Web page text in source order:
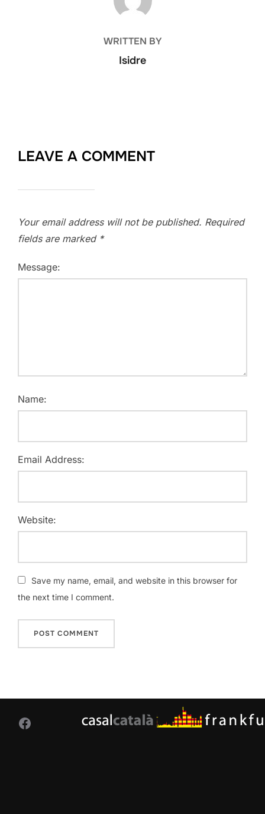
WRITTEN BY
Isidre
LEAVE A COMMENT
Your email address will not be published. Required
fields are marked *
Message:
Name:
Email Address:
Website:
Save my name, email, and website in this browser for
the next time I comment.
Facebook